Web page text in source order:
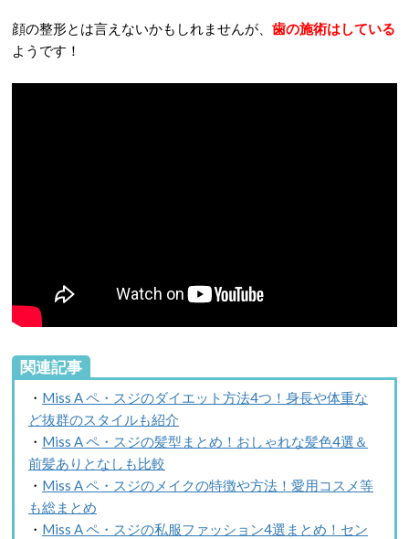
顔の整形とは言えないかもしれませんが、 歯の施術はしている
ようです！
関連記事
・ Miss A ペ・スジのダイエット方法4つ！身長や体重な
ど抜群のスタイルも紹介
・ Miss A ペ・スジの髪型まとめ！おしゃれな髪色4選＆
前髪ありとなしも比較
・ Miss A ペ・スジのメイクの特徴や方法！愛用コスメ等
も総まとめ
・ Miss A ペ・スジの私服ファッション4選まとめ！セン